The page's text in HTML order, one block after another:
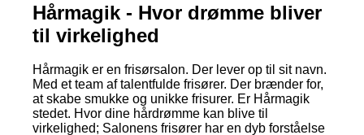
Hårmagik - Hvor drømme bliver
til virkelighed
Hårmagik er en frisørsalon. Der lever op til sit navn.
Med et team af talentfulde frisører. Der brænder for,
at skabe smukke og unikke frisurer. Er Hårmagik
stedet. Hvor dine hårdrømme kan blive til
virkelighed; Salonens frisører har en dyb forståelse